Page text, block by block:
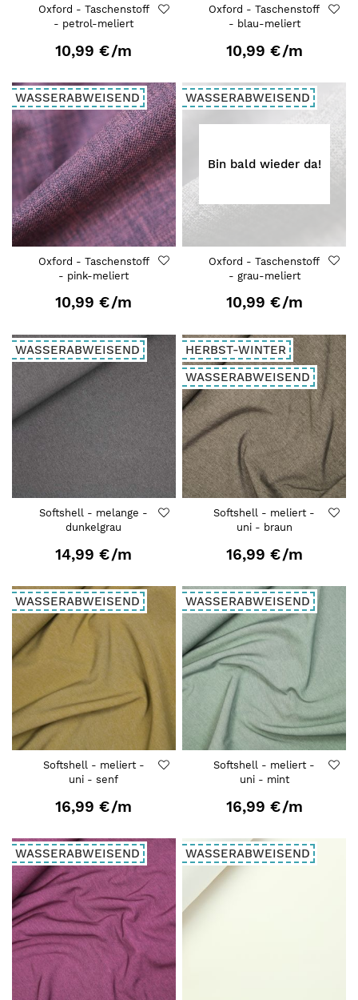
Oxford - Taschenstoff
- petrol-meliert
10,99 €/m
Oxford - Taschenstoff
- blau-meliert
10,99 €/m
WASSERABWEISEND
Oxford - Taschenstoff
- pink-meliert
10,99 €/m
Bin bald wieder da!
WASSERABWEISEND
Oxford - Taschenstoff
- grau-meliert
10,99 €/m
WASSERABWEISEND
Softshell - melange -
dunkelgrau
14,99 €/m
HERBST-WINTER
WASSERABWEISEND
Softshell - meliert -
uni - braun
16,99 €/m
WASSERABWEISEND
Softshell - meliert -
uni - senf
16,99 €/m
WASSERABWEISEND
Softshell - meliert -
uni - mint
16,99 €/m
WASSERABWEISEND WASSERABWEISEND